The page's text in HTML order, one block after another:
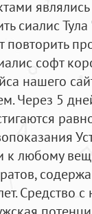
являлись
сиалис
повторить
софт
нашего
Через 5
к любому
Средство